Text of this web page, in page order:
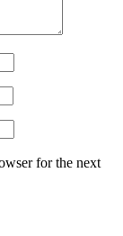
for the next